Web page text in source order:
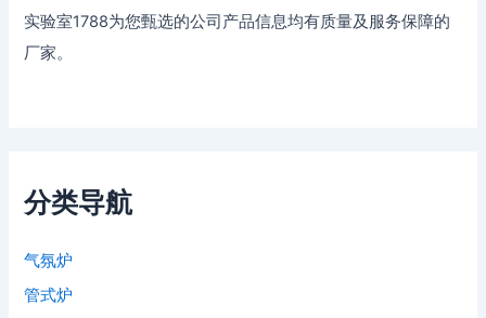
实验室1788为您甄选的公司产品信息均有质量及服务保障的
厂家。
分类导航
气氛炉
管式炉